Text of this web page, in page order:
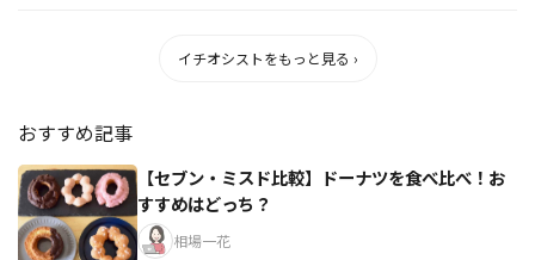
イチオシストをもっと見る ›
おすすめ記事
【セブン・ミスド比較】ドーナツを食べ比べ！お
すすめはどっち？
相場一花